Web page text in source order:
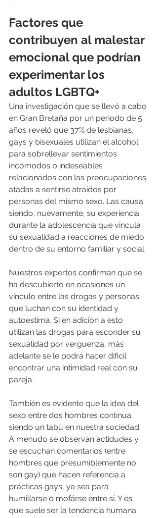
Factores que
contribuyen al malestar
emocional que podrían
experimentar los
adultos LGBTQ+
Una investigación que se llevó a cabo
en Gran Bretaña por un periodo de 5
años reveló que 37% de lesbianas,
gays y bisexuales utilizan el alcohol
para sobrellevar sentimientos
incómodos o indeseables
relacionados con las preocupaciones
atadas a sentirse atraídos por
personas del mismo sexo. Las causa
siendo, nuevamente, su experiencia
durante la adolescencia que vincula
su sexualidad a reacciones de miedo
dentro de su entorno familiar y social.
Nuestros expertos confirman que se
ha descubierto en ocasiones un
vínculo entre las drogas y personas
que luchan con su identidad y
autoestima. Si en adición a esto
utilizan las drogas para esconder su
sexualidad por verguenza, más
adelante se le podrá hacer dificil
encontrar una intimidad real con su
pareja.
También es evidente que la idea del
sexo entre dos hombres contínua
siendo un tabú en nuestra sociedad.
A menudo se observan actidudes y
se escuchan comentarios (entre
hombres que presumiblemente no
son gay) que hacen referencia a
prácticas gays, ya sea para
humillarse o mofárse entre sí. Y es
que suele ser la tendencia humana